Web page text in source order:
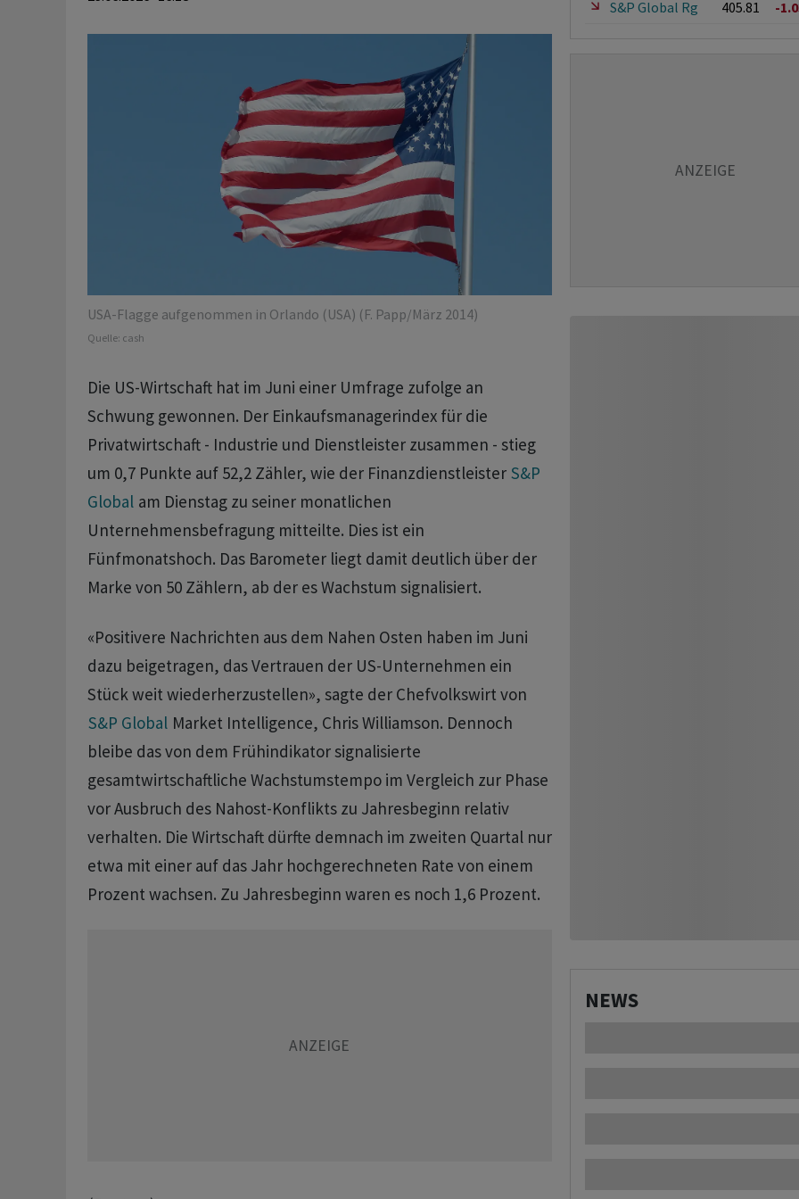
USA-Flagge aufgenommen in Orlando (USA) (F. Papp/März 2014)
Quelle: cash
Die US-Wirtschaft hat im Juni einer Umfrage zufolge an
‌Schwung ⁠gewonnen. Der Einkaufsmanagerindex für die
Privatwirtschaft - Industrie ⁠und Dienstleister zusammen - stieg
um 0,7 Punkte auf ‌52,2 Zähler, wie der Finanzdienstleister ‌ S&P
Global am ​Dienstag zu seiner monatlichen
Unternehmensbefragung mitteilte. Dies ist ein
Fünfmonatshoch. Das Barometer liegt damit deutlich über der
Marke von 50 Zählern, ‌ab der es Wachstum signalisiert.
«Positivere Nachrichten aus dem Nahen Osten haben im ​Juni
dazu beigetragen, das Vertrauen der ​US-Unternehmen ein
Stück weit ​wiederherzustellen», sagte der Chefvolkswirt von
S&P Global Market ‌Intelligence, Chris Williamson. Dennoch
bleibe das von dem Frühindikator signalisierte
gesamtwirtschaftliche Wachstumstempo im Vergleich ​zur ​Phase
vor Ausbruch ⁠des Nahost-Konflikts zu Jahresbeginn relativ ​
verhalten. Die Wirtschaft ⁠dürfte demnach im zweiten Quartal nur
‌etwa mit einer auf das Jahr hochgerechneten Rate von einem
Prozent ‌wachsen. Zu Jahresbeginn waren es noch ​1,6 Prozent.
S&P Global Rg
405.81 -
NEWS